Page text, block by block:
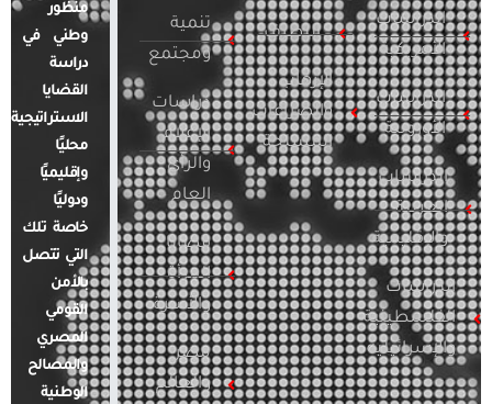
الدراسات
الأمريكية
الدراسات
الأوروبية
الدراسات
العربية
والإقليمية
الدراسات
الفلسطينية
والإسرائيلية
التطرف
الإرهاب
والصراعات
المسلحة
تنمية
ومجتمع
دراسات
الإعلام
والرأي
العام
قضايا
المرأة
والأسرة
مصر
والعالم
منظور
وطني في
دراسة
القضايا
الاستراتيجية
محليًا
وإقليميًا
ودوليًا
خاصة تلك
التي تتصل
بالأمن
القومي
المصري
والمصالح
الوطنية